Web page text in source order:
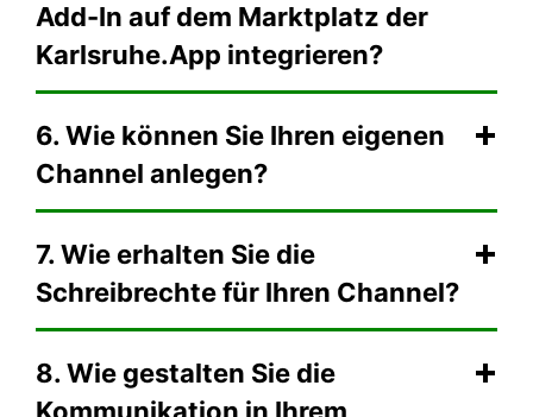
Add-In auf dem Marktplatz der
Karlsruhe.App integrieren?
6. Wie können Sie Ihren eigenen
Channel anlegen?
7. Wie erhalten Sie die
Schreibrechte für Ihren Channel?
8. Wie gestalten Sie die